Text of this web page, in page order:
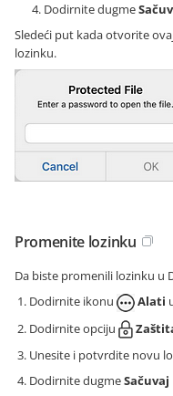
Dodirnite dugme
Sledeći put kada otvorite
lozinku.
Promenite lozinku
Da biste promenili lozinku u
Dodirnite ikonu
Alati
Dodirnite opciju
Unesite i potvrdite novu
Dodirnite dugmeSačuvaj